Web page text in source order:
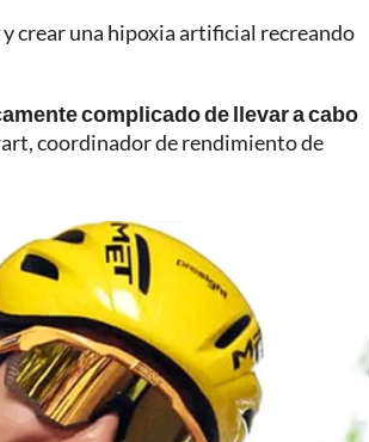
crear una hipoxia artificial recreando
complicado de llevar a cabo
coordinador de rendimiento de